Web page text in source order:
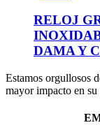
RELOJ
DAMA Y
Estamos orgullosos
mayor impacto en